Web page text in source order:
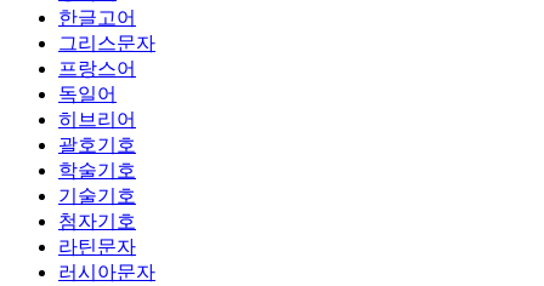
한글고어
그리스문자
프랑스어
독일어
히브리어
괄호기호
학술기호
기술기호
첨자기호
라틴문자
러시아문자